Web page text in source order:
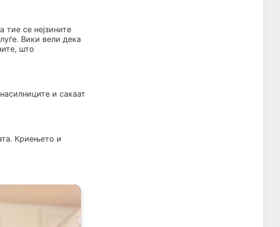
тие се нејзините
Вики вели дека
што
и сакаат
Криењето и